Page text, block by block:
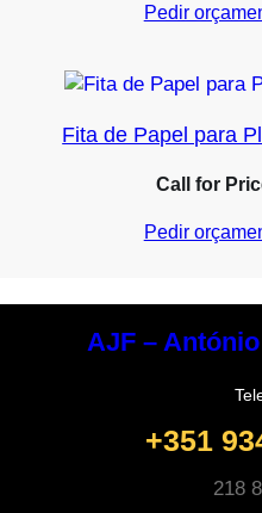
Pedir
Fita de Papel para
Call for
Pedir
AJF –
+351
218